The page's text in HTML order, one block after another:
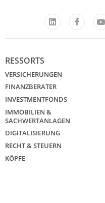
LinkedIn
RESSORTS
VERSICHERUNGEN
FINANZBERATER
INVESTMENTFONDS
IMMOBILIEN &
SACHWERTANLAGEN
DIGITALISIERUNG
RECHT & STEUERN
KÖPFE